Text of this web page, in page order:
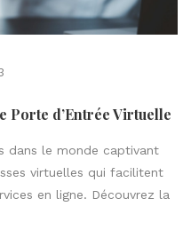
Porte d’Entrée Virtuelle
dans le monde captivant
virtuelles qui facilitent
en ligne. Découvrez la